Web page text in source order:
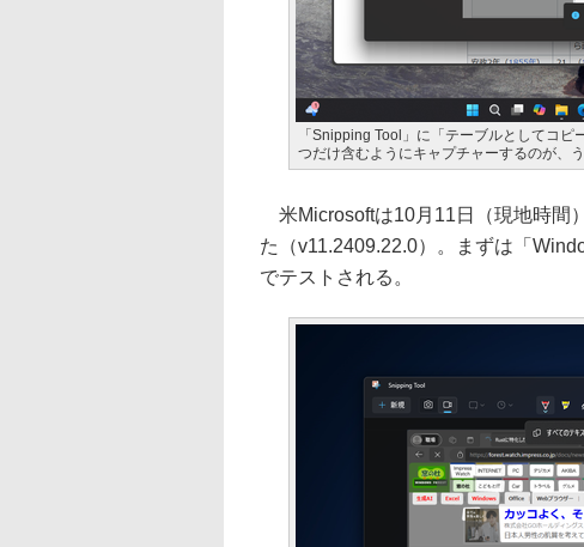
「Snipping Tool」に「テーブルとしてコ
つだけ含むようにキャプチャーするのが、
米Microsoftは10月11日（現地時間
た（v11.2409.22.0）。まずは「
でテストされる。